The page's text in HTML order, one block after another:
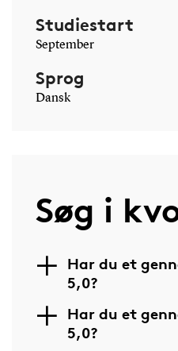
Studiestart
September
Sprog
Dansk
Søg i
Har du et
5,0?
Har du et
5,0?